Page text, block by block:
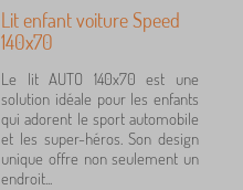
Lit enfant voiture Speed
140x70
Le lit AUTO 140x70 est une
solution idéale pour les enfants
qui adorent le sport automobile
et les super-héros. Son design
unique offre non seulement un
endroit...